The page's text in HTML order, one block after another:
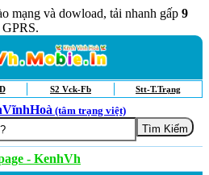
mạng và dowload, tải nhanh gấp 9
S2 Vck-Fb Stt-T.Trạng
(tâm trạng việt)
- KenhVh